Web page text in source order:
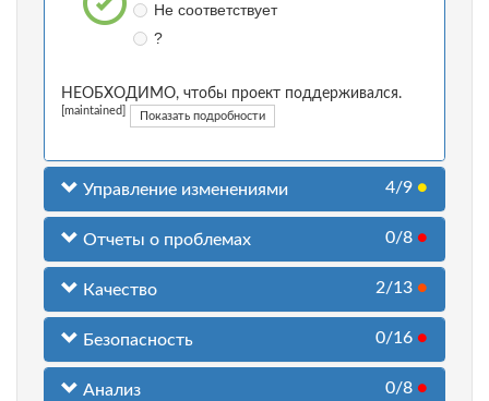
Не соответствует
?
НЕОБХОДИМО, чтобы проект поддерживался.
[maintained] Показать подробности
Управление изменениями 4/9 ●
Отчеты о проблемах 0/8 ●
Качество 2/13 ●
Безопасность 0/16 ●
Анализ 0/8 ●